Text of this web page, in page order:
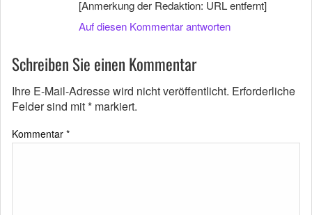
[Anmerkung der Redaktion: URL entfernt]
Auf diesen Kommentar antworten
Schreiben Sie einen Kommentar
Ihre E-Mail-Adresse wird nicht veröffentlicht. Erforderliche
Felder sind mit* markiert.
Kommentar *